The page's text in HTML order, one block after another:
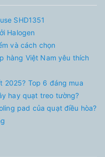
SHD1351
Halogen
và cách chọn
hàng Việt Nam yêu thích
2025? Top 6 đáng mua
hay quạt treo tường?
pad của quạt điều hòa?